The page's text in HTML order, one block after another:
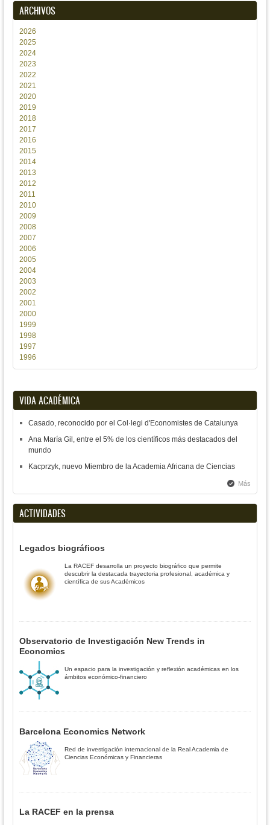
ARCHIVOS
2026
2025
2024
2023
2022
2021
2020
2019
2018
2017
2016
2015
2014
2013
2012
2011
2010
2009
2008
2007
2006
2005
2004
2003
2002
2001
2000
1999
1998
1997
1996
VIDA ACADÉMICA
Casado, reconocido por el Col·legi d'Economistes de Catalunya
Ana María Gil, entre el 5% de los científicos más destacados del
mundo
Kacprzyk, nuevo Miembro de la Academia Africana de Ciencias
Más
ACTIVIDADES
Legados biográficos
La RACEF desarrolla un proyecto biográfico que permite
descubrir la destacada trayectoria profesional, académica y
científica de sus Académicos
Observatorio de Investigación New Trends in
Economics
Un espacio para la investigación y reflexión académicas en los
ámbitos económico-financiero
Barcelona Economics Network
Red de investigación internacional de la Real Academia de
Ciencias Económicas y Financieras
La RACEF en la prensa